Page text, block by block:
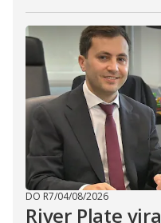
DO R7/04/08/2026
River Plate